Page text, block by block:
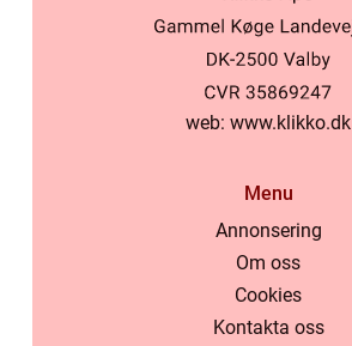
web: www.klikko.dk
Menu
Annonsering
Om oss
Cookies
Kontakta oss